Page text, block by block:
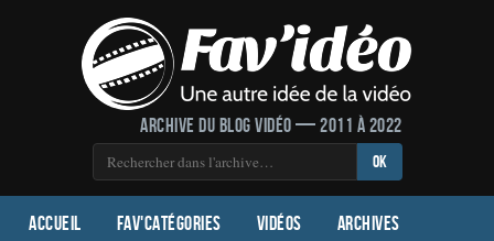
Archive du blog vidéo — 2011 à 2022
OK
Accueil Fav'Catégories Vidéos Archives